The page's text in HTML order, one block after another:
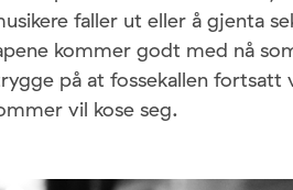
faller ut eller å gjenta
kommer godt med nå
på at fossekallen fortsatt
vil kose seg.